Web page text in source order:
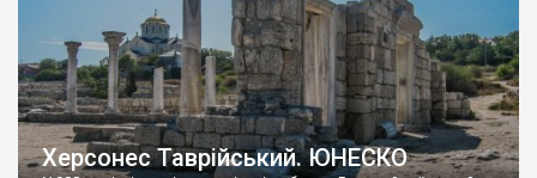
Херсонес Таврійський. ЮНЕСКО